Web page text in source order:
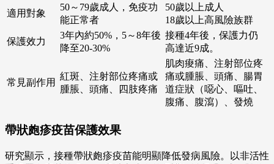
適用對象
50～79歲成人，免疫功
能正常者
50歲以上成人
18歲以上高風險族群
保護效力
3年內約50%，5～8年後
降至20-30%
接種4年後，保護力仍
高達近9成。
常見副作用
紅斑、注射部位疼痛或
腫脹、頭痛、四肢疼痛
肌肉痠痛、注射部位疼
痛或腫脹、頭痛、腸胃
道症狀（噁心、嘔吐、
腹痛、腹瀉）、發燒
帶狀皰疹疫苗保護效果
研究顯示，接種帶狀皰疹疫苗能明顯降低發病風險。以非活性